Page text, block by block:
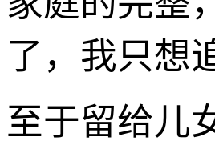
了，我只想
至于留给儿